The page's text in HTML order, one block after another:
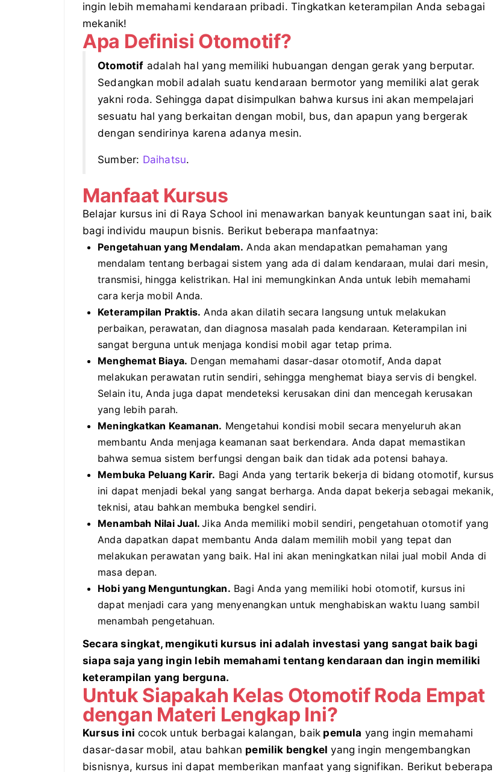
ingin lebih memahami kendaraan pribadi. Tingkatkan keterampilan Anda sebagai
mekanik!
Apa Definisi Otomotif?
Otomotif adalah hal yang memiliki hubuangan dengan gerak yang berputar.
Sedangkan mobil adalah suatu kendaraan bermotor yang memiliki alat gerak
yakni roda. Sehingga dapat disimpulkan bahwa kursus ini akan mempelajari
sesuatu hal yang berkaitan dengan mobil, bus, dan apapun yang bergerak
dengan sendirinya karena adanya mesin.
Sumber: Daihatsu.
Manfaat Kursus
Belajar kursus ini di Raya School ini menawarkan banyak keuntungan saat ini, baik
bagi individu maupun bisnis. Berikut beberapa manfaatnya:
Pengetahuan yang Mendalam. Anda akan mendapatkan pemahaman yang
mendalam tentang berbagai sistem yang ada di dalam kendaraan, mulai dari mesin,
transmisi, hingga kelistrikan. Hal ini memungkinkan Anda untuk lebih memahami
cara kerja mobil Anda.
Keterampilan Praktis. Anda akan dilatih secara langsung untuk melakukan
perbaikan, perawatan, dan diagnosa masalah pada kendaraan. Keterampilan ini
sangat berguna untuk menjaga kondisi mobil agar tetap prima.
Menghemat Biaya. Dengan memahami dasar-dasar otomotif, Anda dapat
melakukan perawatan rutin sendiri, sehingga menghemat biaya servis di bengkel.
Selain itu, Anda juga dapat mendeteksi kerusakan dini dan mencegah kerusakan
yang lebih parah.
Meningkatkan Keamanan. Mengetahui kondisi mobil secara menyeluruh akan
membantu Anda menjaga keamanan saat berkendara. Anda dapat memastikan
bahwa semua sistem berfungsi dengan baik dan tidak ada potensi bahaya.
Membuka Peluang Karir. Bagi Anda yang tertarik bekerja di bidang otomotif, kursus
ini dapat menjadi bekal yang sangat berharga. Anda dapat bekerja sebagai mekanik,
teknisi, atau bahkan membuka bengkel sendiri.
Menambah Nilai Jual.Jika Anda memiliki mobil sendiri, pengetahuan otomotif yang
Anda dapatkan dapat membantu Anda dalam memilih mobil yang tepat dan
melakukan perawatan yang baik. Hal ini akan meningkatkan nilai jual mobil Anda di
masa depan.
Hobi yang Menguntungkan. Bagi Anda yang memiliki hobi otomotif, kursus ini
dapat menjadi cara yang menyenangkan untuk menghabiskan waktu luang sambil
menambah pengetahuan.
Secara singkat, mengikuti kursus ini adalah investasi yang sangat baik bagi
siapa saja yang ingin lebih memahami tentang kendaraan dan ingin memiliki
keterampilan yang berguna.
Untuk Siapakah Kelas Otomotif Roda Empat
dengan Materi Lengkap Ini?
Kursus ini cocok untuk berbagai kalangan, baik pemula yang ingin memahami
dasar-dasar mobil, atau bahkan pemilik bengkel yang ingin mengembangkan
bisnisnya, kursus ini dapat memberikan manfaat yang signifikan. Berikut beberapa